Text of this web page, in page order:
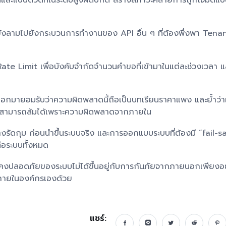
ลามไปยังกระบวนการทำงานของ API อื่น ๆ ที่ต้องพึ่งพา
Limit เพื่อบังคับจำกัดจำนวนคำขอที่เข้ามาในแต่ละช่วงเวลา
มายอมรับว่าความผิดพลาดนี้ถือเป็นบทเรียนราคาแพง และย้ำว่
ารถล้มได้เพราะความผิดพลาดจากภายใน
ดกุม ก่อนนำขึ้นระบบจริง และการออกแบบระบบที่ต้องมี “fail-
ระบบทั้งหมด
ปลอดภัยของระบบไม่ได้ขึ้นอยู่กับการกันภัยจากภายนอกเพียง
ในองค์กรเองด้วย
แชร์: